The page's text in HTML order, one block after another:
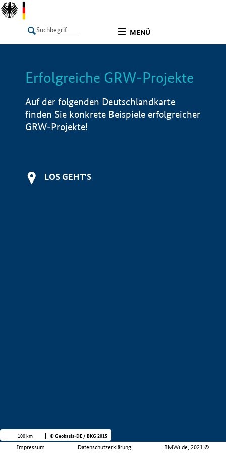
MENÜ
LISTE Info
Erfolgreiche GRW-Projekte
Auf der folgenden Deutschlandkarte
finden Sie konkrete Beispiele erfolgreicher
GRW-Projekte!
LOS GEHT'S
Impressum Datenschutzerklärung BMWi.de, 2021 ©
100 km © Geobasis-DE / BKG 2015